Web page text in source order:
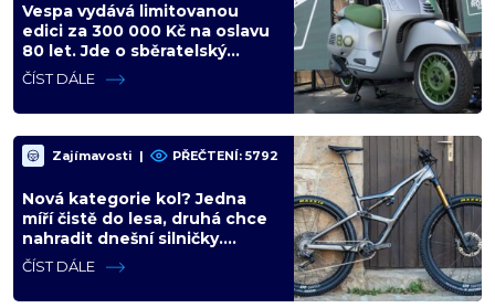
Vespa vydává limitovanou
edici za 300 000 Kč na oslavu
80 let. Jde o sběratelský
kalkul místo jízdního upgradu
ČÍST DÁLE
Zajímavosti | PŘEČTENÍ: 5792
Nová kategorie kol? Jedna
míří čistě do lesa, druhá chce
nahradit dnešní silničky.
Cyklisté mají rozporuplné
názory
ČÍST DÁLE